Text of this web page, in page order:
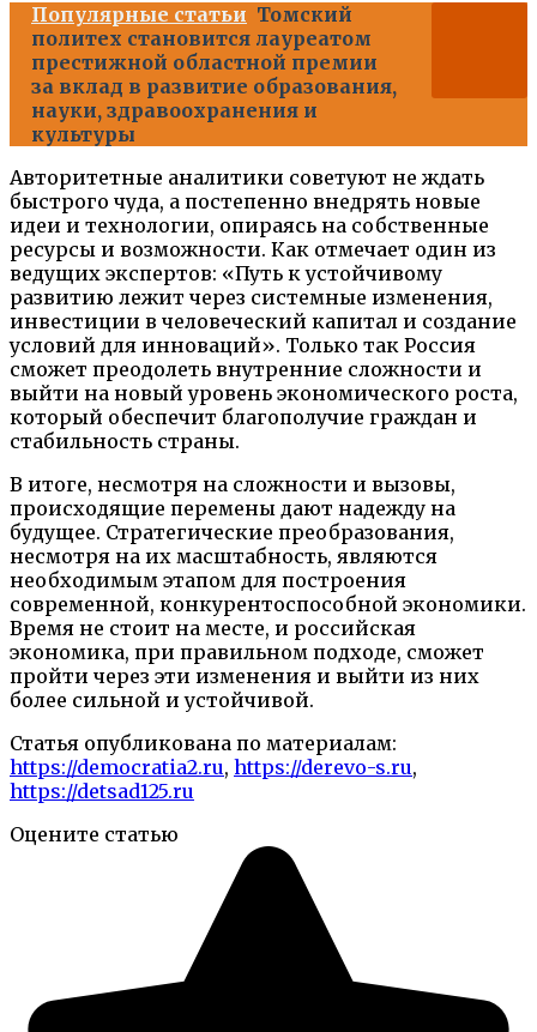
Популярные статьи Томский
политех становится лауреатом
престижной областной премии
за вклад в развитие образования,
науки, здравоохранения и
культуры
Авторитетные аналитики советуют не ждать
быстрого чуда, а постепенно внедрять новые
идеи и технологии, опираясь на собственные
ресурсы и возможности. Как отмечает один из
ведущих экспертов: «Путь к устойчивому
развитию лежит через системные изменения,
инвестиции в человеческий капитал и создание
условий для инноваций». Только так Россия
сможет преодолеть внутренние сложности и
выйти на новый уровень экономического роста,
который обеспечит благополучие граждан и
стабильность страны.
В итоге, несмотря на сложности и вызовы,
происходящие перемены дают надежду на
будущее. Стратегические преобразования,
несмотря на их масштабность, являются
необходимым этапом для построения
современной, конкурентоспособной экономики.
Время не стоит на месте, и российская
экономика, при правильном подходе, сможет
пройти через эти изменения и выйти из них
более сильной и устойчивой.
Статья опубликована по материалам:
https://democratia2.ru, https://derevo-s.ru,
https://detsad125.ru
Оцените статью